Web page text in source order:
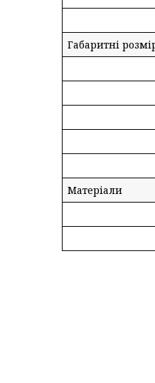
Габаритні
Матеріали